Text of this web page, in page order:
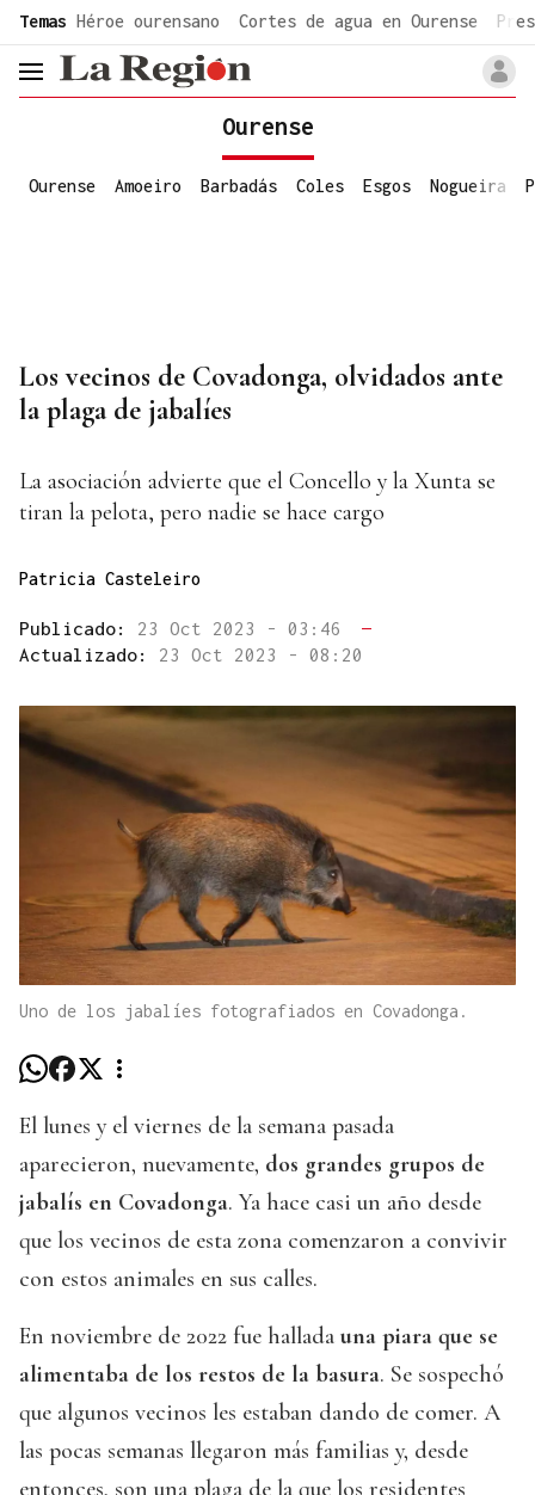
common.go-to-content
Temas Héroe ourensano Cortes de agua en Ourense
header.menu.open
Ourense
Ourense Amoeiro Barbadás Coles Esgos Nogueira
Los vecinos de Covadonga, olvidados ante
la plaga de jabalíes
La asociación advierte que el Concello y la Xunta se
tiran la pelota, pero nadie se hace cargo
Patricia Casteleiro
Publicado: 23 Oct 2023 - 03:46
—
Actualizado: 23 Oct 2023 - 08:20
Uno de los jabalíes fotografiados en Covadonga.
El lunes y el viernes de la semana pasada
aparecieron, nuevamente, dos grandes grupos de
jabalís en Covadonga. Ya hace casi un año desde
que los vecinos de esta zona comenzaron a convivir
con estos animales en sus calles.
En noviembre de 2022 fue hallada una piara que se
alimentaba de los restos de la basura. Se sospechó
que algunos vecinos les estaban dando de comer. A
las pocas semanas llegaron más familias y, desde